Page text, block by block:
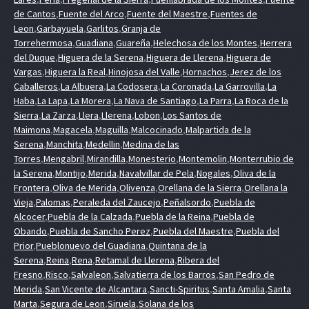
de Cantos,Fuente del Arco,Fuente del Maestre,Fuentes de
Leon,Garbayuela,Garlitos,Granja de
Torrehermosa,Guadiana,Guareña,Helechosa de los Montes,Herrera
del Duque,Higuera de la Serena,Higuera de Llerena,Higuera de
Vargas,Higuera la Real,Hinojosa del Valle,Hornachos,Jerez de los
Caballeros,La Albuera,La Codosera,La Coronada,La Garrovilla,La
Haba,La Lapa,La Morera,La Nava de Santiago,La Parra,La Roca de la
Sierra,La Zarza,Llera,Llerena,Lobon,Los Santos de
Maimona,Magacela,Maguilla,Malcocinado,Malpartida de la
Serena,Manchita,Medellin,Medina de las
Torres,Mengabril,Mirandilla,Monesterio,Montemolin,Monterrubio de
la Serena,Montijo,Merida,Navalvillar de Pela,Nogales,Oliva de la
Frontera,Oliva de Merida,Olivenza,Orellana de la Sierra,Orellana la
Vieja,Palomas,Peraleda del Zaucejo,Peñalsordo,Puebla de
Alcocer,Puebla de la Calzada,Puebla de la Reina,Puebla de
Obando,Puebla de Sancho Perez,Puebla del Maestre,Puebla del
Prior,Pueblonuevo del Guadiana,Quintana de la
Serena,Reina,Rena,Retamal de Llerena,Ribera del
Fresno,Risco,Salvaleon,Salvatierra de los Barros,San Pedro de
Merida,San Vicente de Alcantara,Sancti-Spiritus,Santa Amalia,Santa
Marta,Segura de Leon,Siruela,Solana de los